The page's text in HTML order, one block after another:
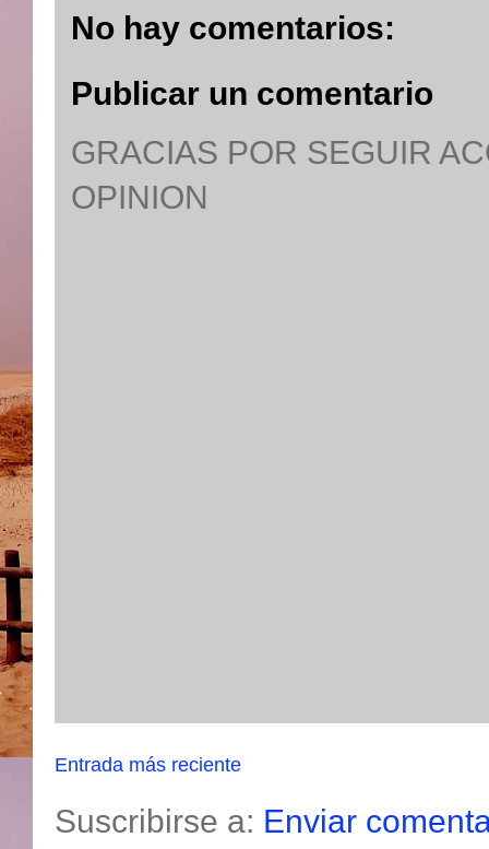
No hay comentarios:
Publicar un comentario
GRACIAS POR SEGUIR
OPINION
Entrada más reciente
Suscribirse a: Enviar